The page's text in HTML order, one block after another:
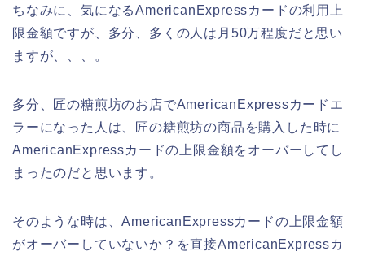
ちなみに、気になるAmericanExpressカードの利用上
限金額ですが、多分、多くの人は月50万程度だと思い
ますが、、、。
多分、匠の糖煎坊のお店でAmericanExpressカードエ
ラーになった人は、匠の糖煎坊の商品を購入した時に
AmericanExpressカードの上限金額をオーバーしてし
まったのだと思います。
そのような時は、AmericanExpressカードの上限金額
がオーバーしていないか？を直接AmericanExpressカ